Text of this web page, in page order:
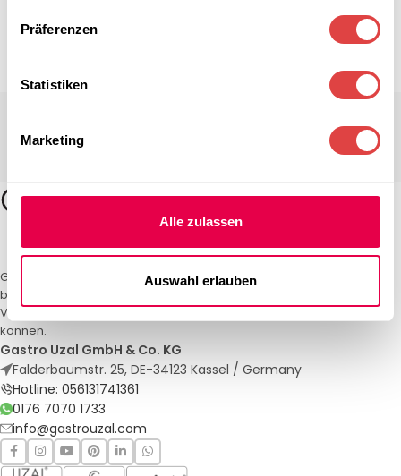
Präferenzen
Statistiken
Marketing
Alle zulassen
Auswahl erlauben
Gastro Uzal – Ihr Spezialist für Gastronomiemöbel und -textilien. Wir
bieten maßgeschneiderte Lösungen für Restaurants, Hotels und
Veranstaltungen. Qualität und Service, auf die Sie sich verlassen
können.
Gastro Uzal GmbH & Co. KG
Falderbaumstr. 25, DE-34123 Kassel / Germany
Hotline: 056131741361
0176 7070 1733
info@gastrouzal.com